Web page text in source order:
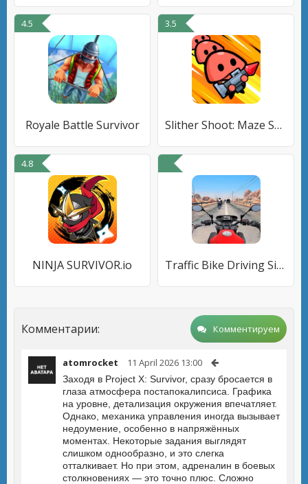
4.5
Royale Battle Survivor
3.5
Slither Shoot: Maze Survivor
4.8
NINJA SURVIVOR.io Traffic Bike Driving Simulator
Комментарии: Комментируем
atomrocket 11 April 2026 13:00
Заходя в Project X: Survivor, сразу бросается в
глаза атмосфера постапокалипсиса. Графика
на уровне, детализация окружения впечатляет.
Однако, механика управления иногда вызывает
недоумение, особенно в напряжённых
моментах. Некоторые задания выглядят
слишком однообразно, и это слегка
отталкивает. Но при этом, адреналин в боевых
столкновениях — это точно плюс. Сложно